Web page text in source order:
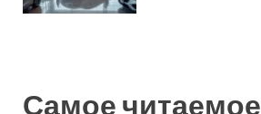
Самое читаемое